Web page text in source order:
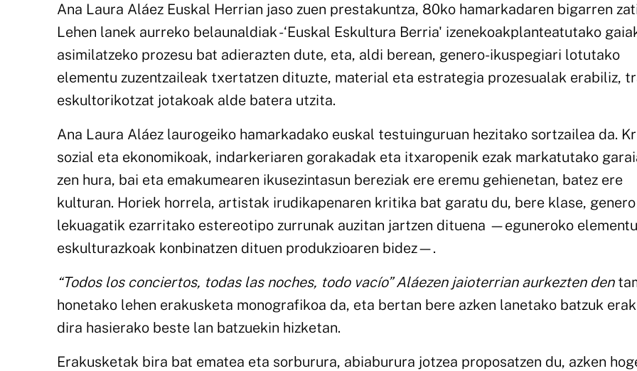
Ana Laura Aláez Euskal Herrian jaso zuen prestakuntza, 80ko hamarkadaren bigarren
Lehen lanek aurreko belaunaldiak -‘Euskal Eskultura Berria' izenekoakplanteatutako
asimilatzeko prozesu bat adierazten dute, eta, aldi berean, genero-ikuspegiari lotutako
elementu zuzentzaileak txertatzen dituzte, material eta estrategia prozesualak erabiliz,
eskultorikotzat jotakoak alde batera utzita.
Ana Laura Aláez laurogeiko hamarkadako euskal testuinguruan hezitako sortzailea da.
sozial eta ekonomikoak, indarkeriaren gorakadak eta itxaropenik ezak markatutako
zen hura, bai eta emakumearen ikusezintasun bereziak ere eremu gehienetan, batez ere
kulturan. Horiek horrela, artistak irudikapenaren kritika bat garatu du, bere klase,
lekuagatik ezarritako estereotipo zurrunak auzitan jartzen dituena —eguneroko
eskulturazkoak konbinatzen dituen produkzioaren bidez—.
“Todos los conciertos, todas las noches, todo vacío” Aláezen jaioterrian aurkezten den
honetako lehen erakusketa monografikoa da, eta bertan bere azken lanetako batzuk
dira hasierako beste lan batzuekin hizketan.
Erakusketak bira bat ematea eta sorburura, abiaburura jotzea proposatzen du, azken